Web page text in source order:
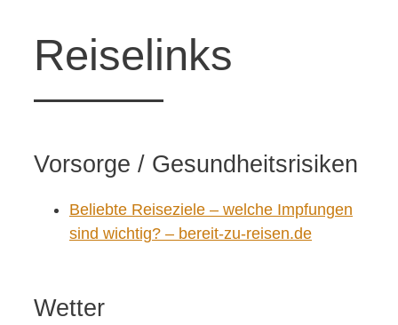
Reiselinks
Vorsorge / Gesundheitsrisiken
Beliebte Reiseziele – welche Impfungen
sind wichtig? – bereit-zu-reisen.de
Wetter